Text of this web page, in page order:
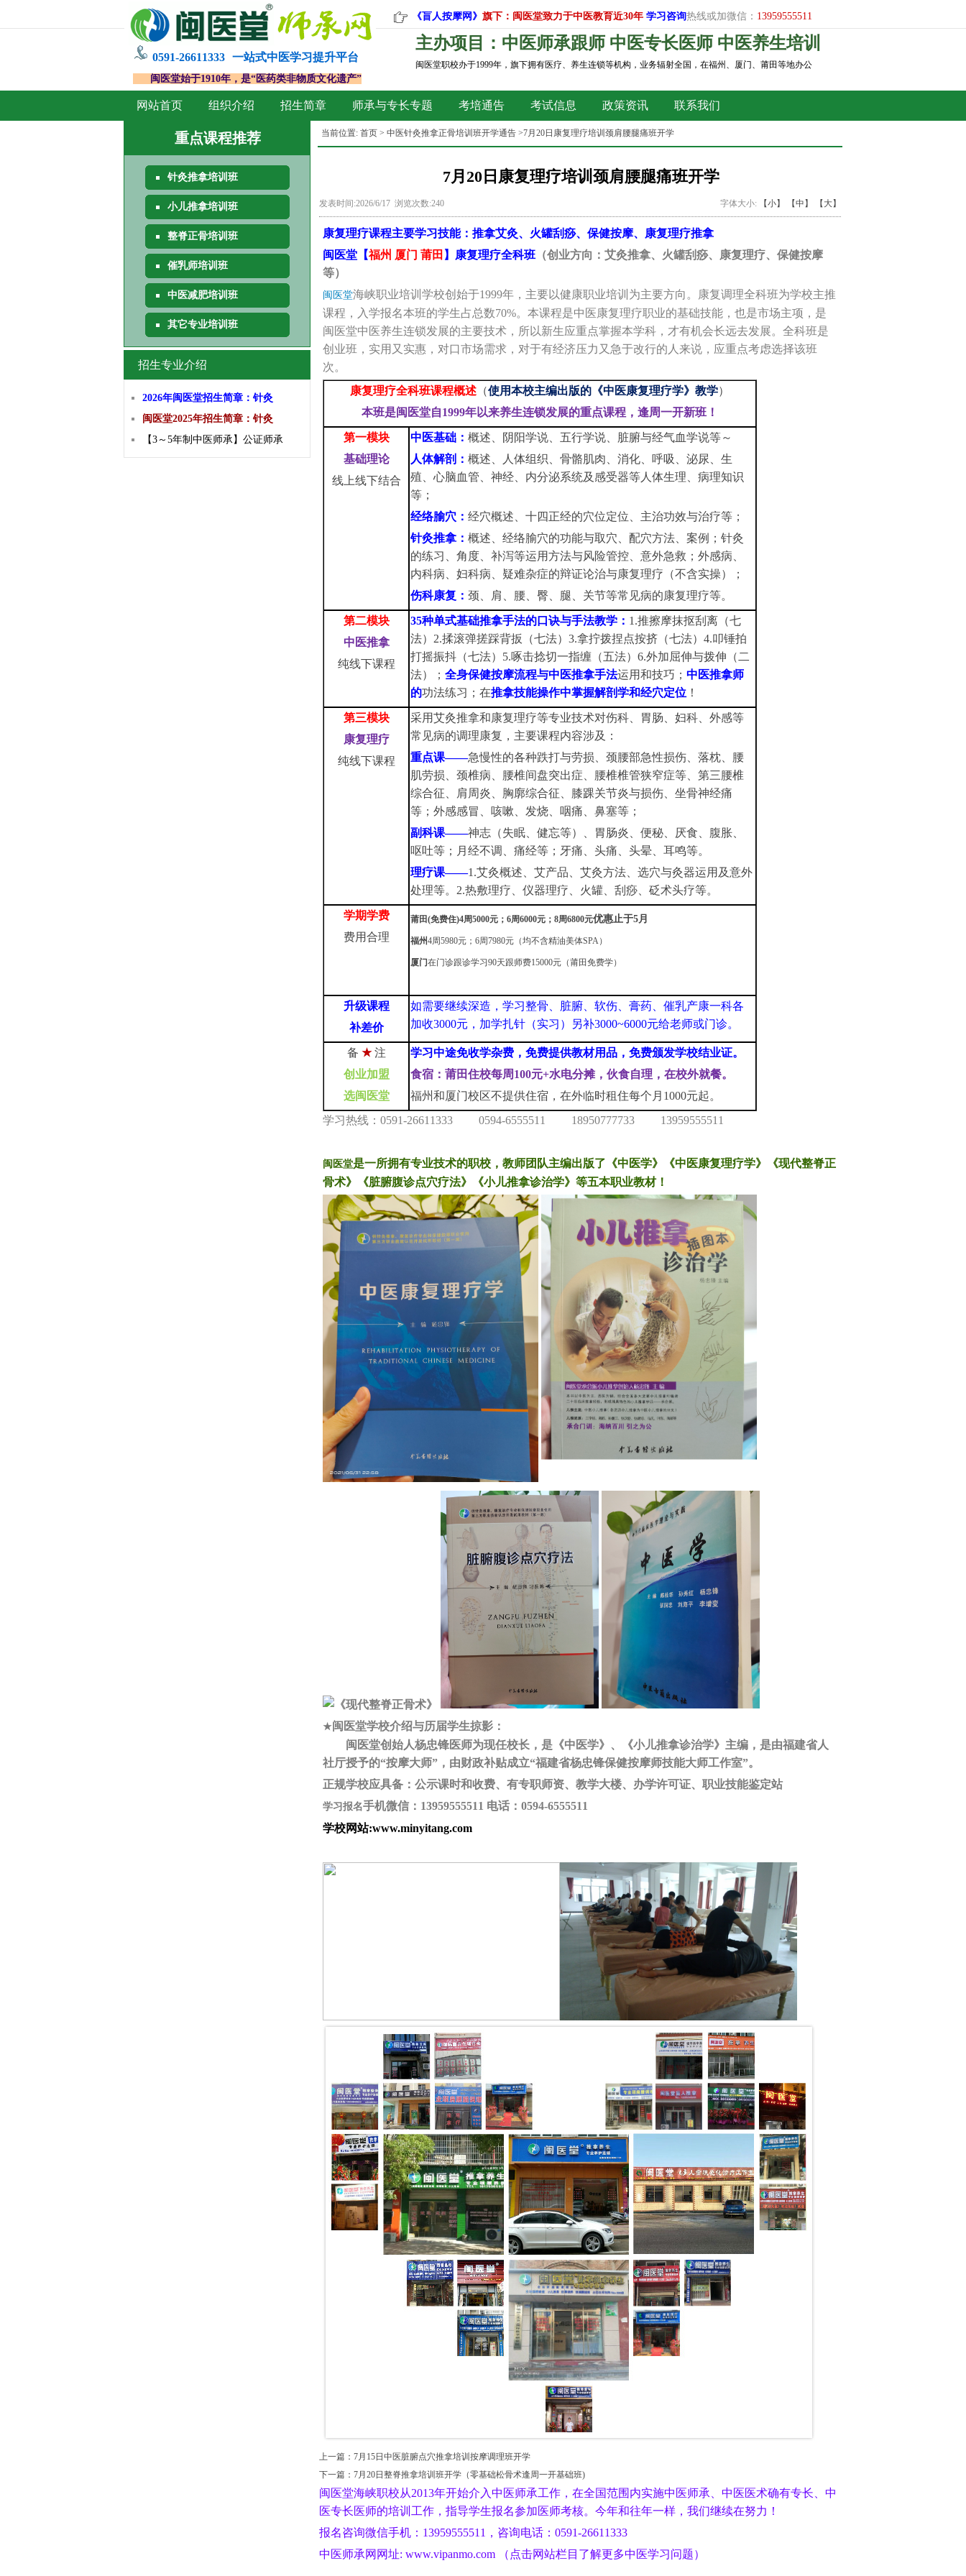
网站首页 组织介绍 招生简章 师承与专长专题 考培通告 考试信息 政策资讯 联系我们
0591-26611333 一站式中医学习提升平台
闽医堂始于1910年，是“医药类非物质文化遗产”
《盲人按摩网》 旗下：闽医堂致力于中医教育近30年 学习 咨询热线或加微信： 13959555511
主办项目：中医师承跟师 中医专长医师 中医养生培训
闽医堂职校办于1999年，旗下拥有医疗、养生连锁等机构，业务辐射全国，在福州、厦门、莆田等地办公
重点课程推荐
针灸推拿培训班
小儿推拿培训班
整脊正骨培训班
催乳师培训班
中医减肥培训班
其它专业培训班
招生专业介绍
2026年闽医堂招生简章：针灸
闽医堂2025年招生简章：针灸
【3～5年制中医师承】公证师承
当前位置: 首页 > 中医针灸推拿正骨培训班开学通告 >7月20日康复理疗培训颈肩腰腿痛班开学
7月20日康复理疗培训颈肩腰腿痛班开学
发表时间:2026/6/17 浏览次数:240 字体大小: 【小】 【中】 【大】
康复理疗课程主要学习技能： 推拿艾灸、火罐刮痧、保健按摩、康复理疗推拿
闽医堂【福州 厦门 莆田 】康复理疗全科班 （创业方向：艾灸推拿、火罐刮痧、康复理疗、保健按摩
等）
闽医堂海峡职业培训学校创始于1999年，主要以健康职业培训为主要方向。康复调理全科班为学校主推
课程，入学报名本班的学生占总数70%。本课程是中医康复理疗职业的基础技能，也是市场主项，是
闽医堂中医养生连锁发展的主要技术，所以新生应重点掌握本学科，才有机会长远去发展。全科班是
创业班，实用又实惠，对口市场需求，对于有经济压力又急于改行的人来说，应重点考虑选择该班
次。
康复理疗全科班课程概述 （使用本校主编出版的 《中医康复理疗学》教学）
本班是闽医堂自1999年以来养生连锁发展的重点课程， 逢周一开新班 ！
第一模块
基础理论
线上线下结合
中医基础：概述、阴阳学说、五行学说、脏腑与经气血学说等～
人体解剖：概述、人体组织、骨骼肌肉、消化、呼吸、泌尿、生
殖、心脑血管、神经、内分泌系统及感受器等人体生理、病理知识
等；
经络腧穴：经穴概述、十四正经的穴位定位、主治功效与治疗等；
针灸推拿：概述、经络腧穴的功能与取穴、配穴方法、案例；针灸
的练习、角度、补泻等运用方法与风险管控、意外急救；外感病、
内科病、妇科病、疑难杂症的辩证论治与康复理疗 （不含实操）
；
伤科康复：颈、肩、腰、臀、腿、关节等常见病的康复理疗等。
第二模块
中医推拿
纯线下课程
35种单式基础推拿手法的口诀与手法教学： 1.推擦摩抹抠刮离（七
法）2.揉滚弹搓踩背扳（七法）3.拿拧拨捏点按挤（七法）4.叩锤拍
打摇振抖（七法）5.啄击捻切一指缠（五法）6.外加屈伸与拨伸（二
法）；全身保健按摩流程与中医推拿手法运用和技巧；中医推拿师
的功法练习；在推拿技能操作中掌握解剖学和经穴定位 ！
第三模块
康复理疗
纯线下课程
采用艾灸推拿和康复理疗等专业技术对伤科、胃肠、妇科、外感等
常见病的调理康复，主要课程内容涉及：
重点课——急慢性的各种跌打与劳损、颈腰部急性损伤、落枕、腰
肌劳损、颈椎病、腰椎间盘突出症、腰椎椎管狭窄症等、第三腰椎
综合征、肩周炎、胸廓综合征、膝踝关节炎与损伤、坐骨神经痛
等；外感感冒、咳嗽、发烧、咽痛、鼻塞等；
副科课——神志（失眠、健忘等）、胃肠炎、便秘、厌食、腹胀、
呕吐等；月经不调、痛经等；牙痛、头痛、头晕、耳鸣等。
理疗课——1.艾灸概述、艾产品、艾灸方法、选穴与灸器运用及意外
处理等。2.热敷理疗、仪器理疗、火罐、刮痧、砭术头疗等。
学期学费
费用合理
莆田(免费住)4周5000元；6周6000元；8周6800元优惠止于5月
福州4周5980元；6周7980元（均不含精油美体SPA）
厦门在门诊跟诊学习90天跟师费15000元（莆田免费学）
升级课程
补差价
如需要继续深造，学习整骨、脏腑、软伤、膏药、催乳产康一科各
加收3000元，加学扎针（实习）另补3000~6000元给老师或门诊。
备 ★注
创业加盟
选闽医堂
学习中途免收学杂费，免费提供教材用品，免费颁发学校结业证。
食宿：莆田住校每周100元+水电分摊，伙食自理，在校外就餐。
福州和厦门校区不提供住宿，在外临时租住每个月1000元起。
学习热线：0591-26611333 0594-6555511 18950777733 1395955551 1
闽医堂是一所拥有专业技术的职校，教师团队主编出版了《中医学》《中医康复理疗学》《现代整脊正
骨术》《脏腑腹诊点穴疗法》
《小儿推拿诊治学》 等五本职业教材！
★闽医堂学校介绍与历届学生掠影：
闽医堂创始人杨忠锋医师为现任校长，是《中医学》、《小儿推拿诊治学》主编，是由福建省人
社厅授予的“按摩大师”，由财政补贴成立“福建省杨忠锋保健按摩师技能大师工作室”。
正规学校应具备：公示课时和收费、有专职师资、教学大楼、办学许可证、职业技能鉴定站
学习报名手机微信： 13959555511 电话： 0594-6555511
学校网站:www.minyitang.com
上一篇： 7月15日中医脏腑点穴推拿培训按摩调理班开学
下一篇： 7月20日整脊推拿培训班开学（零基础松骨术逢周一开基础班)
闽医堂海峡职校从2013年开始介入中医师承工作，在全国范围内实施中医师承、中医医术确有专长、中
医专长医师的培训工作，指导学生报名参加医师考核。今年和往年一样，我们继续在努力！
报名咨询微信手机：13959555511，咨询电话：0591-26611333
中医师承网网址: www.vipanmo.com （点击网站栏目了解更多中医学习问题）